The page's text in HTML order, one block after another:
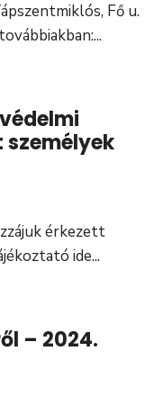
Fő u.
...
érkezett
ide...
– 2024.